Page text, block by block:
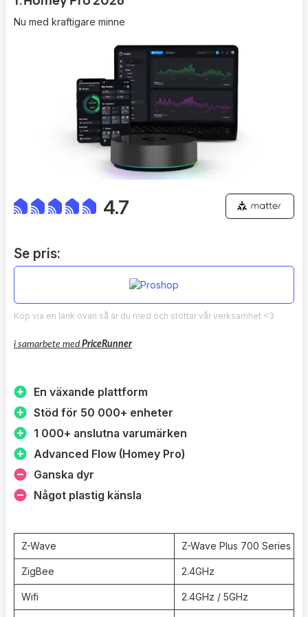
Nu med kraftigare minne
4.7
Se pris:
Köp via en länk ovan så är du med och stöttar vår verksamhet <3
i samarbete med PriceRunner
En växande plattform
Stöd för 50 000+ enheter
1 000+ anslutna varumärken
Advanced Flow (Homey Pro)
Ganska dyr
Något plastig känsla
Z-Wave Z-Wave Plus 700 Series
ZigBee 2.4GHz
Wifi 2.4GHz / 5GHz